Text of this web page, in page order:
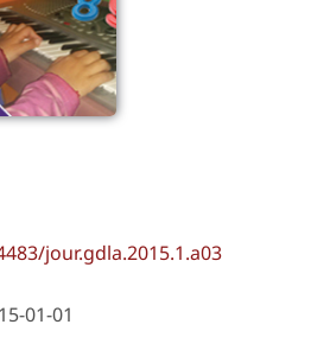
jour.gdla.2015.1.a03
01-01